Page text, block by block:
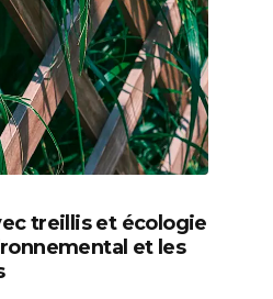
treillis et écologie
et les